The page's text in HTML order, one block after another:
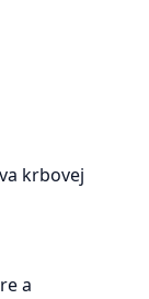
krbovej
a